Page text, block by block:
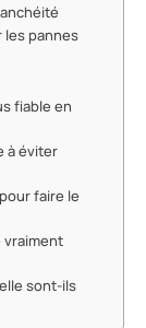
les pannes
fiable en
à éviter
faire le
vraiment
sont-ils